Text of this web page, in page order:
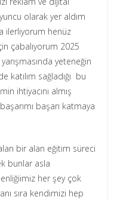
olarak yer aldım
ilerliyorum henüz
çabalıyorum 2025
yeteneğin
katılım sağladığı bu
ihtiyacını almış
başarı katmaya
bir alan eğitim süreci
bunlar asla
her şey çok
sıra kendimizi hep